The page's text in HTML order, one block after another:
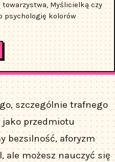
towarzystwa, Myślicielką czy
psychologię kolorów
szczególnie trafnego
jako przedmiotu
bezsilność, aforyzm
ale możesz nauczyć się